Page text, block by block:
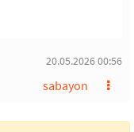
20.05.2026 00:56
sabayon